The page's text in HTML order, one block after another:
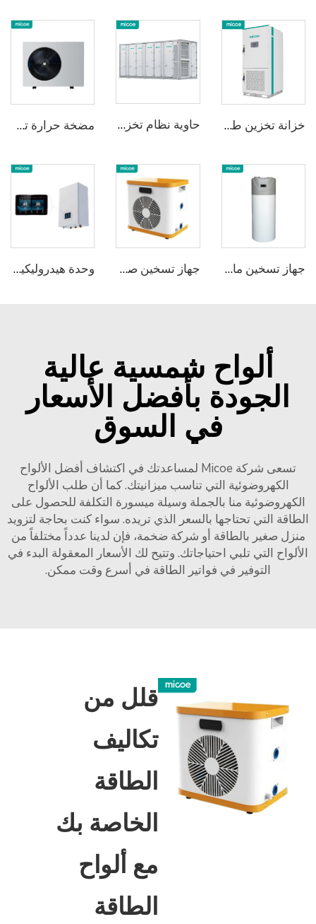
خزانة تخزين طاقة التبريد بالسوائل حاوية نظام تخزين الطاقة بالتبريد السائل مضخة حرارة تسخين ماء بتقنية العاكس DC ومادّة التبريد R32 من Micoe
جهاز تسخين ماء بالمضخة الحرارية مدمج ومصدره الهواء من ميكو جهاز تسخين صغير محمول من ميكو لحمامات السباحة الميني مضخة حرارة هوائية لمياه حمامات السباحة وحدة هيدروليكية تعمل بالضخ الحراري بتقنية R32/R290 لتوفير التدفئة والتبريد والمياه الساخنة للمنازل من ميكو
ألواح شمسية عالية
الجودة بأفضل الأسعار
في السوق
تسعى شركة Micoe لمساعدتك في اكتشاف أفضل الألواح
الكهروضوئية التي تناسب ميزانيتك. كما أن طلب الألواح
الكهروضوئية منا بالجملة وسيلة ميسورة التكلفة للحصول على
الطاقة التي تحتاجها بالسعر الذي تريده. سواء كنت بحاجة لتزويد
منزل صغير بالطاقة أو شركة ضخمة، فإن لدينا عدداً مختلفاً من
الألواح التي تلبي احتياجاتك. وتتيح لك الأسعار المعقولة البدء في
التوفير في فواتير الطاقة في أسرع وقت ممكن.
قلل من
تكاليف
الطاقة
الخاصة بك
مع ألواح
الطاقة